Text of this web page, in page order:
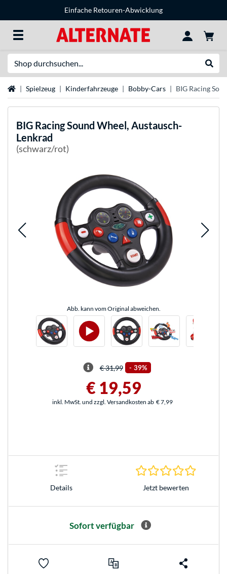
Einfache Retouren-Abwicklung
StartseiteSpielzeug Kinderfahrzeuge Bobby-Cars BIG Racing
BIG Racing Sound Wheel, Austausch-
Lenkrad
(schwarz/rot)
Abb. kann vom Original abweichen.
€ 31,99 - 39%
€ 19,59
inkl. MwSt. und zzgl. Versandkosten ab € 7,99
Details Jetzt bewerten
Sofort verfügbar